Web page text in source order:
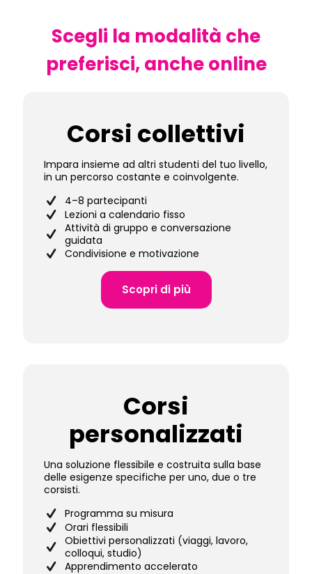
Scegli la modalità che
preferisci, anche online
Corsi collettivi
Impara insieme ad altri studenti del tuo livello,
in un percorso costante e coinvolgente.
4–8 partecipanti
Lezioni a calendario fisso
Attività di gruppo e conversazione
guidata
Condivisione e motivazione
Scopri di più
Corsi
personalizzati
Una soluzione flessibile e costruita sulla base
delle esigenze specifiche per uno, due o tre
corsisti.
Programma su misura
Orari flessibili
Obiettivi personalizzati (viaggi, lavoro,
colloqui, studio)
Apprendimento accelerato